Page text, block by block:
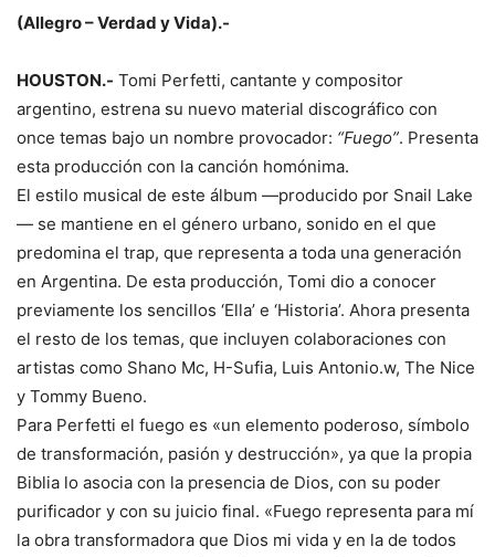
(Allegro – Verdad y Vida).-
HOUSTON.- Tomi Perfetti, cantante y compositor
argentino, estrena su nuevo material discográfico con
once temas bajo un nombre provocador: “Fuego”. Presenta
esta producción con la canción homónima.
El estilo musical de este álbum —producido por Snail Lake
— se mantiene en el género urbano, sonido en el que
predomina el trap, que representa a toda una generación
en Argentina. De esta producción, Tomi dio a conocer
previamente los sencillos ‘Ella’ e ‘Historia’. Ahora presenta
el resto de los temas, que incluyen colaboraciones con
artistas como Shano Mc, H-Sufia, Luis Antonio.w, The Nice
y Tommy Bueno.
Para Perfetti el fuego es «un elemento poderoso, símbolo
de transformación, pasión y destrucción», ya que la propia
Biblia lo asocia con la presencia de Dios, con su poder
purificador y con su juicio final. «Fuego representa para mí
la obra transformadora que Dios mi vida y en la de todos